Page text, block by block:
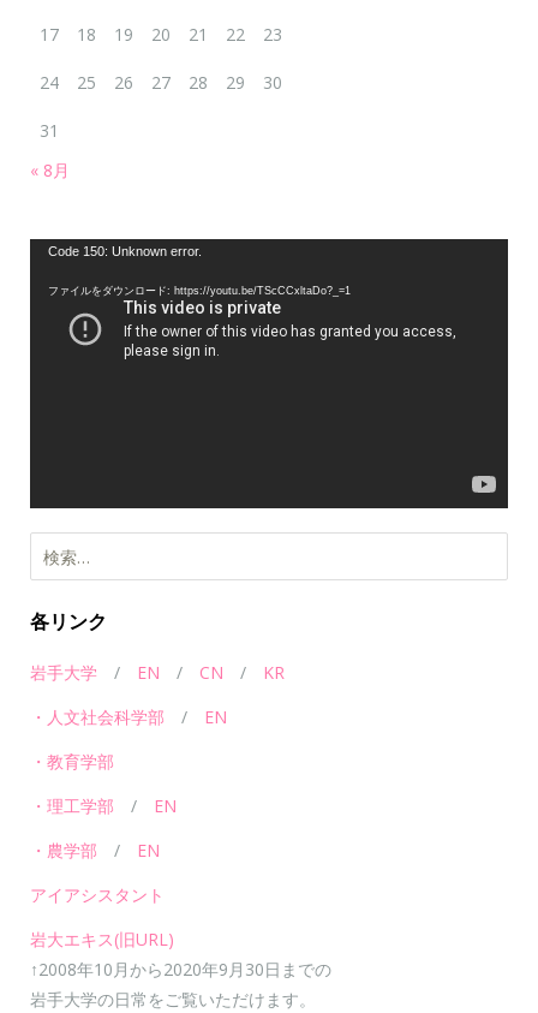
17 18 19 20 21 22 23
24 25 26 27 28 29 30
31
« 8月
Code 150: Unknown error.
ファイルをダウンロード: https://youtu.be/TScCCxltaDo?_=1
各リンク
岩手大学 / EN / CN / KR
・人文社会科学部 / EN
・教育学部
・理工学部 / EN
・農学部 / EN
アイアシスタント
岩大エキス(旧URL)
↑2008年10月から2020年9月30日までの
岩手大学の日常をご覧いただけます。